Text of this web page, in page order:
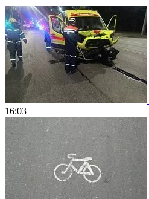
16:03